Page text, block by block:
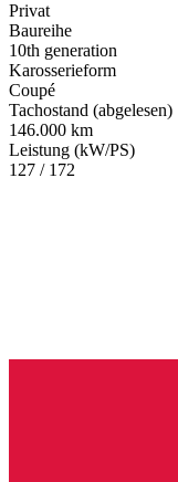
Privat
Baureihe
10th generation
Karosserieform
Coupé
Tachostand (abgelesen)
146.000 km
Leistung (kW/PS)
127 / 172